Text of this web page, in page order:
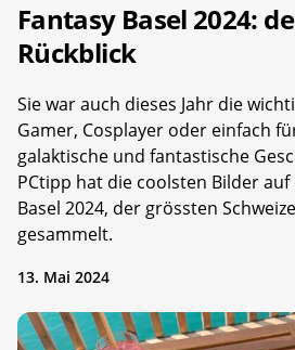
Fantasy Basel 2024:
Rückblick
Sie war auch dieses Jahr die
Gamer, Cosplayer oder einfach
galaktische und fantastische
PCtipp hat die coolsten Bilder auf
Basel 2024, der grössten
gesammelt.
13. Mai 2024